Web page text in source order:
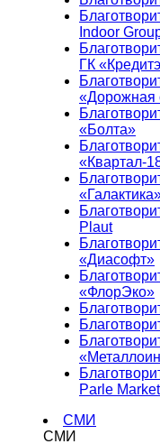
Indoor
ГК
«Дорожная
«Болта»
«Квартал-
Plaut
«Диасофт»
«ФлорЭко»
Parle Market
СМИ
СМИ